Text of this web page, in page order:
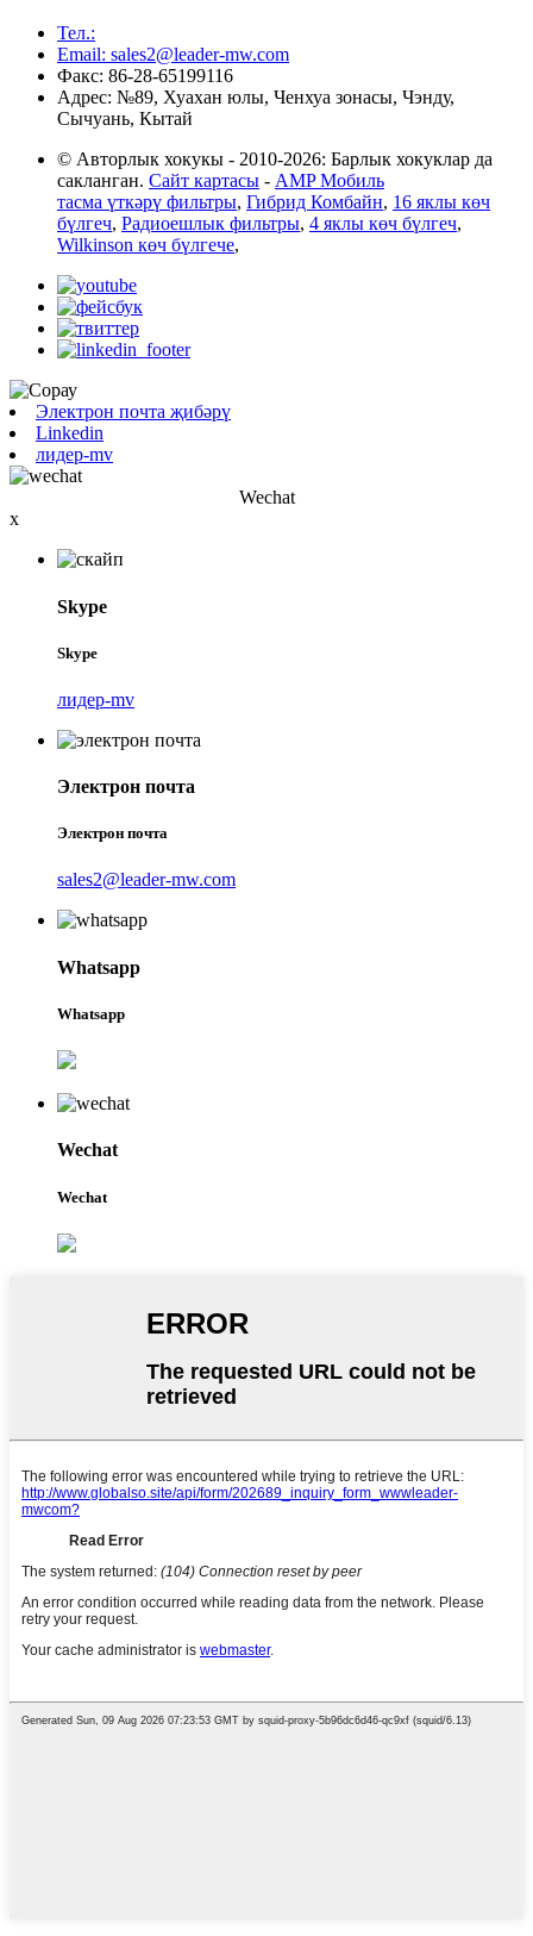
Тел.:
Email: sales2@leader-mw.com
Факс: 86-28-65199116
Адрес: №89, Хуахан юлы, Ченхуа зонасы, Чэнду,
Сычуань, Кытай
© Авторлык хокукы - 2010-2026: Барлык хокуклар да
сакланган. Сайт картасы - AMP Мобиль
тасма үткәрү фильтры, Гибрид Комбайн, 16 яклы көч
бүлгеч, Радиоешлык фильтры, 4 яклы көч бүлгеч,
Wilkinson көч бүлгече,
Электрон почта җибәрү
Linkedin
лидер-mv
Wechat
x
Skype
Skype
лидер-mv
Электрон почта
Электрон почта
sales2@leader-mw.com
Whatsapp
Whatsapp
Wechat
Wechat